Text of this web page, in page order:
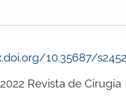
10.35687/
Revista de Cirugía